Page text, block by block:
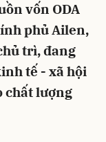
vốn ODA
phủ Ailen,
trì, đang
tế - xã hội
chất lượng